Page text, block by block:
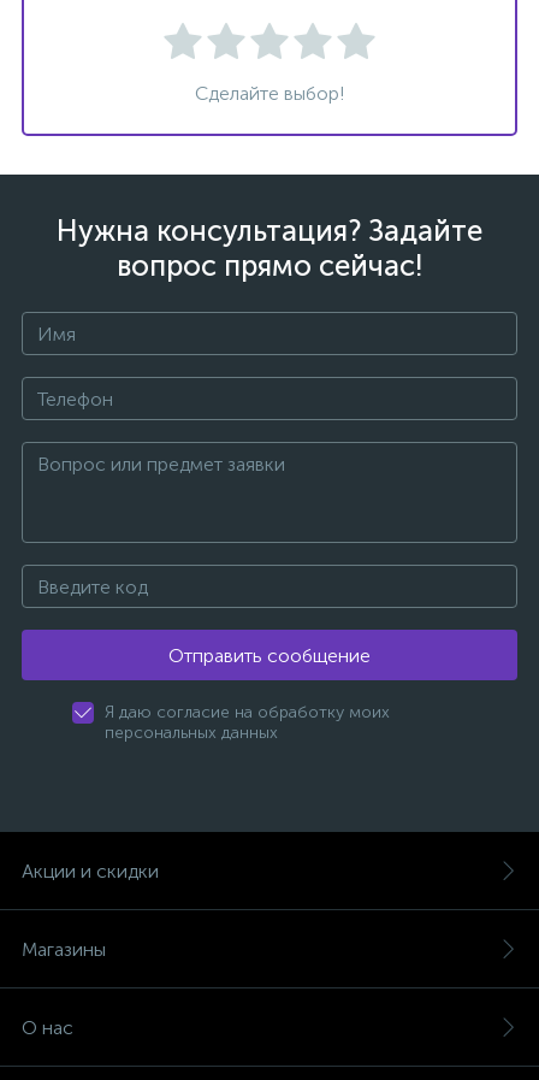
Сделайте выбор!
Нужна консультация? Задайте
вопрос прямо сейчас!
Отправить сообщение
Я даю согласие на обработку моих
персональных данных
Акции и скидки
Магазины
О нас